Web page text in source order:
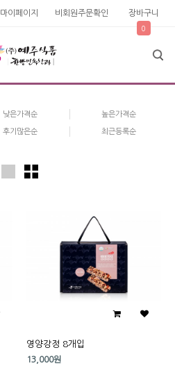
마이페이지 비회원주문확인 장바구니
0
낮은가격순 높은가격순
후기많은순 최근등록순
영양강정 8개입
13,000원